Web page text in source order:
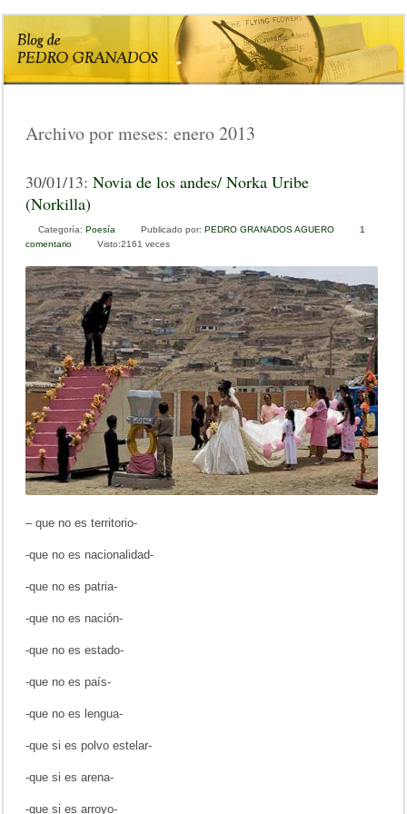
Archivo por meses:enero 2013
30/01/13:Novia de los andes/ Norka Uribe
(Norkilla)
Categoría:Poesía Publicado por:PEDRO GRANADOS AGUERO
1
comentario
N
o
v
i
a
d
e
l
o
s
n
d
e
s
/
o
r
b
(
o
l
)
Visto:2161 veces
– que no es territorio-
-que no es nacionalidad-
-que no es patria-
-que no es nación-
-que no es estado-
-que no es país-
-que no es lengua-
-que si es polvo estelar-
-que si es arena-
-que si es arroyo-